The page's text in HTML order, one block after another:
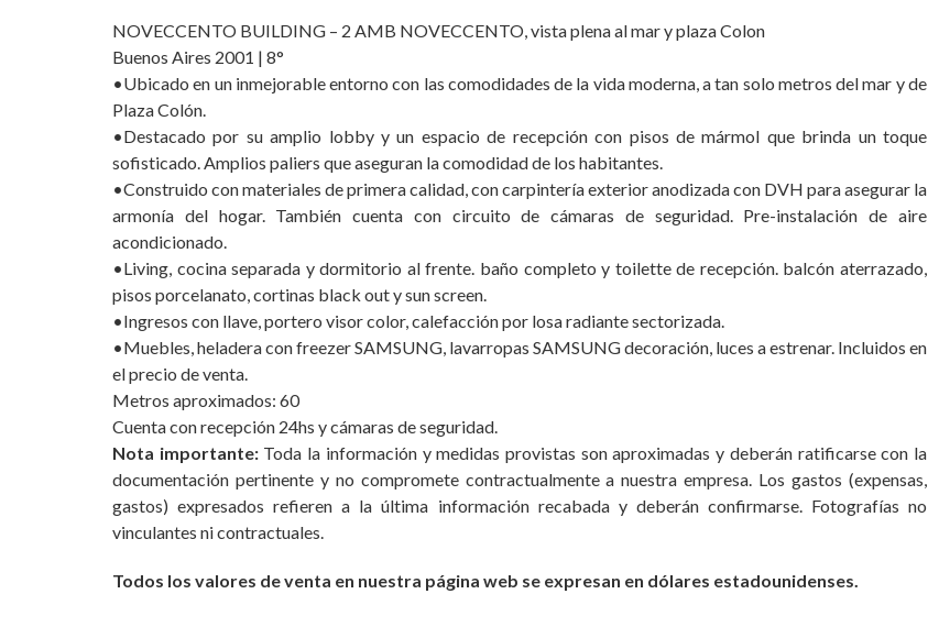
NOVECCENTO BUILDING – 2 AMB NOVECCENTO, vista plena al mar y plaza Colon
Buenos Aires 2001 | 8°
•Ubicado en un inmejorable entorno con las comodidades de la vida moderna, a tan solo metros del mar y de
Plaza Colón.
•Destacado por su amplio lobby y un espacio de recepción con pisos de mármol que brinda un toque
sofisticado. Amplios paliers que aseguran la comodidad de los habitantes.
•Construido con materiales de primera calidad, con carpintería exterior anodizada con DVH para asegurar la
armonía del hogar. También cuenta con circuito de cámaras de seguridad. Pre-instalación de aire
acondicionado.
•Living, cocina separada y dormitorio al frente. baño completo y toilette de recepción. balcón aterrazado,
pisos porcelanato, cortinas black out y sun screen.
•Ingresos con llave, portero visor color, calefacción por losa radiante sectorizada.
•Muebles, heladera con freezer SAMSUNG, lavarropas SAMSUNG decoración, luces a estrenar. Incluidos en
el precio de venta.
Metros aproximados: 60
Cuenta con recepción 24hs y cámaras de seguridad.
Nota importante:Toda la información y medidas provistas son aproximadas y deberán ratificarse con la
documentación pertinente y no compromete contractualmente a nuestra empresa. Los gastos (expensas,
gastos) expresados refieren a la última información recabada y deberán confirmarse. Fotografías no
vinculantes ni contractuales.
Todos los valores de venta en nuestra página web se expresan en dólares estadounidenses.